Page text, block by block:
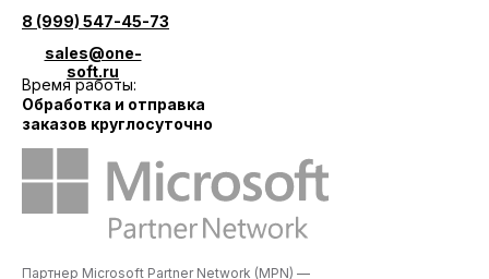
8 (999) 547-45-73
sales@one-
soft.ru
Время работы:
Обработка и отправка
заказов круглосуточно
Партнер Microsoft Partner Network (MPN) —